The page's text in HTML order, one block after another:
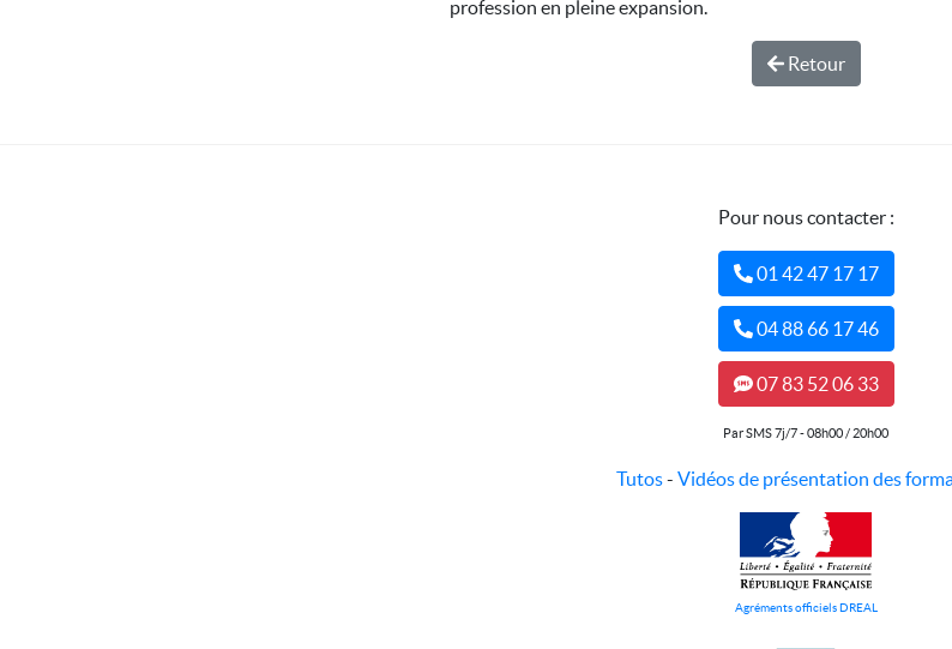
profession en pleine expansion.
Retour
Pour nous contacter :
01 42 47 17 17
04 88 66 17 46
07 83 52 06 33
Par SMS 7j/7 - 08h00 / 20h00
Tutos- Vidéos de présentation des
Agréments officiels DREAL